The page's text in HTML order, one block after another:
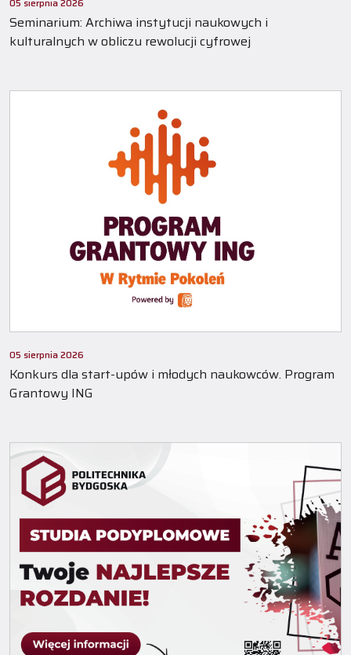
05 sierpnia 2026
Seminarium: Archiwa instytucji naukowych i
kulturalnych w obliczu rewolucji cyfrowej
05 sierpnia 2026
Konkurs dla start-upów i młodych naukowców. Program
Grantowy ING